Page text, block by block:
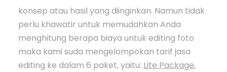
konsep atau hasil yang diinginkan. Namun tidak
perlu khawatir untuk memudahkan Anda
menghitung berapa biaya untuk editing foto
maka kami suda mengelompokan tarif jasa
editing ke dalam 6 paket, yaitu: Lite Package,